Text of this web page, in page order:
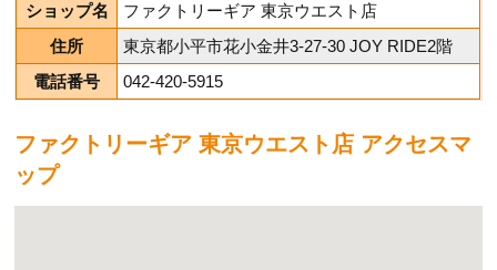
ショップ名
ファクトリーギア 東京ウエスト店
住所
東京都小平市花小金井3-27-30​ JOY RIDE2階
電話番号
042-420-5915
ファクトリーギア 東京ウエスト店 アクセスマ
ップ